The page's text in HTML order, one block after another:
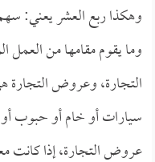
وهكذا ربع العشر يعني:
وما يقوم مقامها من
التجارة، وعروض التجارة
سيارات أو خام أو حبوب أو
عروض التجارة، إذا كانت